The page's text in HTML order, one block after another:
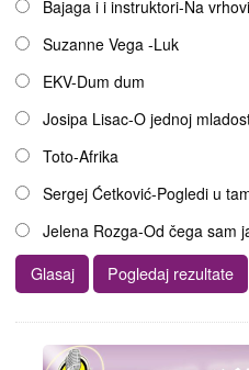
Bajaga i i instruktori-Na
Suzanne Vega -Luk
EKV-Dum dum
Josipa Lisac-O jednoj
Toto-Afrika
Sergej Ćetković-Pogledi u
Jelena Rozga-Od čega sam